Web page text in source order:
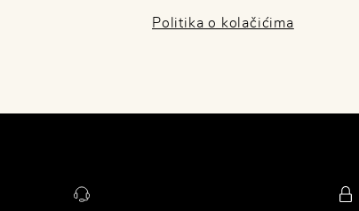
Politika o kolačićima